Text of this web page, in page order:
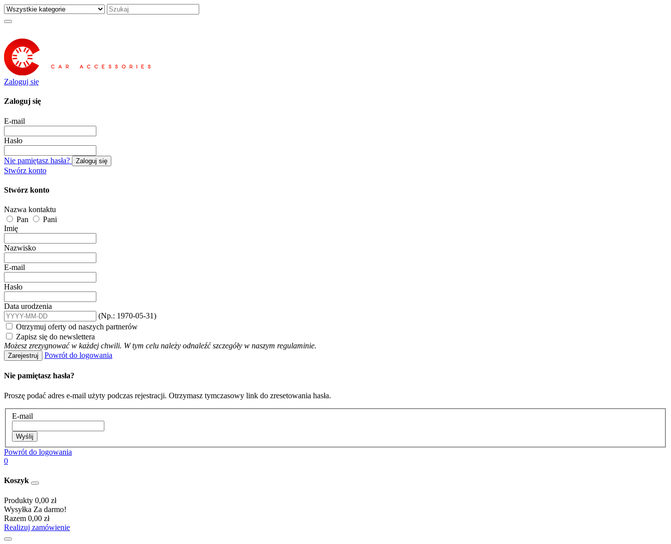
Zaloguj się
Zaloguj się
E-mail
Hasło
Nie pamiętasz hasła? Zaloguj się
Stwórz konto
Stwórz konto
Nazwa kontaktu
Pan
Pani
Imię
Nazwisko
E-mail
Hasło
Data urodzenia
(Np.: 1970-05-31)
Otrzymuj oferty od naszych partnerów
Zapisz się do newslettera
Możesz zrezygnować w każdej chwili. W tym celu należy odnaleźć szczegóły w naszym regulaminie.
Zarejestruj Powrót do logowania
Nie pamiętasz hasła?
Proszę podać adres e-mail użyty podczas rejestracji. Otrzymasz tymczasowy link do zresetowania hasła.
E-mail
Wyślij
Powrót do logowania
0
Koszyk
Produkty 0,00 zł
Wysyłka Za darmo!
Razem 0,00 zł
Realizuj zamówienie